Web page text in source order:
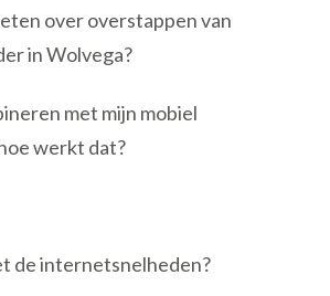
over overstappen van
in Wolvega?
met mijn mobiel
werkt dat?
de internetsnelheden?